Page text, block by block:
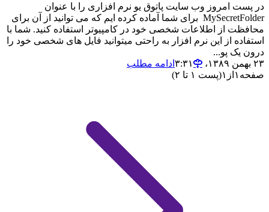
در پست امروز وب سایت پاتوق یو نرم افزاری را با عنوان
MySecretFolder برای شما آماده کرده ایم که می توانید از آن برای
محافظت از اطلاعات شخصی خود در کامپیوتر استفاده کنید. شما با
استفاده از این نرم افزار به راحتی میتوانید فایل های شخصی خود را
درون یک پو...
۲۳ بهمن ۱۳۸۹،‏ ۳:۳۱
ادامه مطلب
صفحه ۱ از ۱(پست ۱ تا ۲)